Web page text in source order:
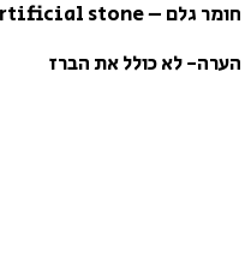
חומר גלם – Artificial stone
הערה- לא כולל את הברז